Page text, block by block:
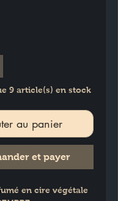
9 article(s) en stock
au panier
et payer
en cire végétale